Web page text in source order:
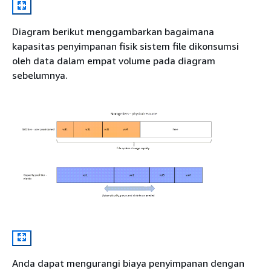
Diagram berikut menggambarkan bagaimana
kapasitas penyimpanan fisik sistem file dikonsumsi
oleh data dalam empat volume pada diagram
sebelumnya.
Anda dapat mengurangi biaya penyimpanan dengan